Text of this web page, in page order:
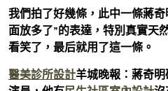
我們拍了好幾條，此中一條蔣
面放多了”的表達，特別真實天
看笑了，最后就用了這一條。
醫美診所設計羊城晚報：蔣奇